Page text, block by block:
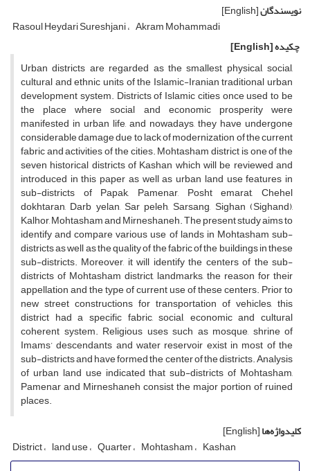
نویسندگان[English]
Rasoul Heydari Sureshjani Akram Mohammadi
چکیده[English]
Urban districts are regarded as the smallest physical, social,
cultural and ethnic units of the Islamic-Iranian traditional urban
development system. Districts of Islamic cities once used to be
the place where social and economic prosperity were
manifested in urban life, and nowadays, they have undergone
considerable damage due to lack of modernization of the current
fabric and activities of the cities. Mohtasham district is one of the
seven historical districts of Kashan which will be reviewed and
introduced in this paper as well as urban land use features in
sub-districts of Papak, Pamenar, Posht emarat, Chehel
dokhtaran, Darb yelan, Sar peleh, Sarsang, Sighan (Sighand),
Kalhor, Mohtasham and Mirneshaneh. The present study aims to
identify and compare various use of lands in Mohtasham sub-
districts as well as the quality of the fabric of the buildings in these
sub-districts. Moreover, it will identify the centers of the sub-
districts of Mohtasham district, landmarks, the reason for their
appellation and the type of current use of these centers. Prior to
new street constructions for transportation of vehicles, this
district had a specific fabric, social, economic and cultural
coherent system. Religious uses such as mosque, shrine of
Imams’ descendants and water reservoir exist in most of the
sub-districts and have formed the center of the districts. Analysis
of urban land use indicated that sub-districts of Mohtasham,
Pamenar and Mirneshaneh consist the major portion of ruined
places.
کلیدواژه‌ها[English]
District land use Quarter Mohtasham Kashan